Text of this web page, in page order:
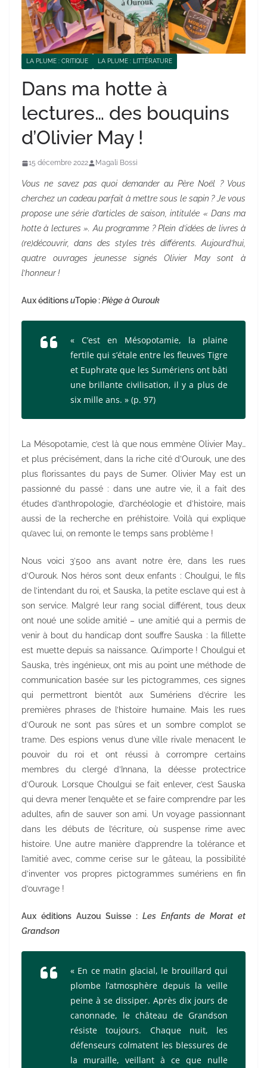
LA PLUME : CRITIQUE LA PLUME : LITTÉRATURE
Dans ma hotte à
lectures… des bouquins
d’Olivier May !
15 décembre 2022 Magali Bossi
Vous ne savez pas quoi demander au Père Noël ? Vous
cherchez un cadeau parfait à mettre sous le sapin ? Je vous
propose une série d’articles de saison, intitulée « Dans ma
hotte à lectures ». Au programme ? Plein d’idées de livres à
(re)découvrir, dans des styles très différents. Aujourd’hui,
quatre ouvrages jeunesse signés Olivier May sont à
l’honneur !
Aux éditionsuTopie :Piège à Ourouk
« C’est en Mésopotamie, la plaine
fertile qui s’étale entre les fleuves Tigre
et Euphrate que les Sumériens ont bâti
une brillante civilisation, il y a plus de
six mille ans. » (p. 97)
La Mésopotamie, c’est là que nous emmène Olivier May…
et plus précisément, dans la riche cité d’Ourouk, une des
plus florissantes du pays de Sumer. Olivier May est un
passionné du passé : dans une autre vie, il a fait des
études d’anthropologie, d’archéologie et d’histoire, mais
aussi de la recherche en préhistoire. Voilà qui explique
qu’avec lui, on remonte le temps sans problème !
Nous voici 3’500 ans avant notre ère, dans les rues
d’Ourouk. Nos héros sont deux enfants : Choulgui, le fils
de l’intendant du roi, et Sauska, la petite esclave qui est à
son service. Malgré leur rang social différent, tous deux
ont noué une solide amitié – une amitié qui a permis de
venir à bout du handicap dont souffre Sauska : la fillette
est muette depuis sa naissance. Qu’importe ! Choulgui et
Sauska, très ingénieux, ont mis au point une méthode de
communication basée sur les pictogrammes, ces signes
qui permettront bientôt aux Sumériens d’écrire les
premières phrases de l’histoire humaine. Mais les rues
d’Ourouk ne sont pas sûres et un sombre complot se
trame. Des espions venus d’une ville rivale menacent le
pouvoir du roi et ont réussi à corrompre certains
membres du clergé d’Innana, la déesse protectrice
d’Ourouk. Lorsque Choulgui se fait enlever, c’est Sauska
qui devra mener l’enquête et se faire comprendre par les
adultes, afin de sauver son ami. Un voyage passionnant
dans les débuts de l’écriture, où suspense rime avec
histoire. Une autre manière d’apprendre la tolérance et
l’amitié avec, comme cerise sur le gâteau, la possibilité
d’inventer vos propres pictogrammes sumériens en fin
d’ouvrage !
Aux éditions Auzou Suisse : Les Enfants de Morat et
Grandson
« En ce matin glacial, le brouillard qui
plombe l’atmosphère depuis la veille
peine à se dissiper. Après dix jours de
canonnade, le château de Grandson
résiste toujours. Chaque nuit, les
défenseurs colmatent les blessures de
la muraille, veillant à ce que nulle